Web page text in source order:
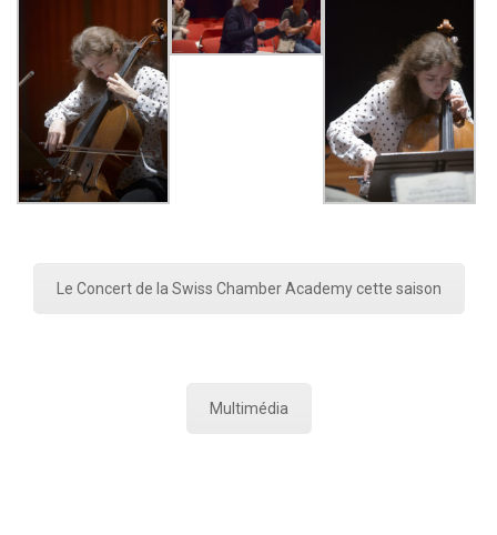
Le Concert de la Swiss Chamber Academy cette saison
Multimédia